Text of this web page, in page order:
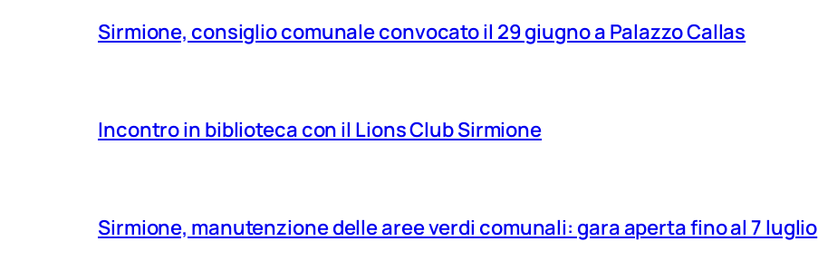
Sirmione, consiglio comunale convocato il 29 giugno a Palazzo Callas
Incontro in biblioteca con il Lions Club Sirmione
Sirmione, manutenzione delle aree verdi comunali: gara aperta fino al 7 luglio